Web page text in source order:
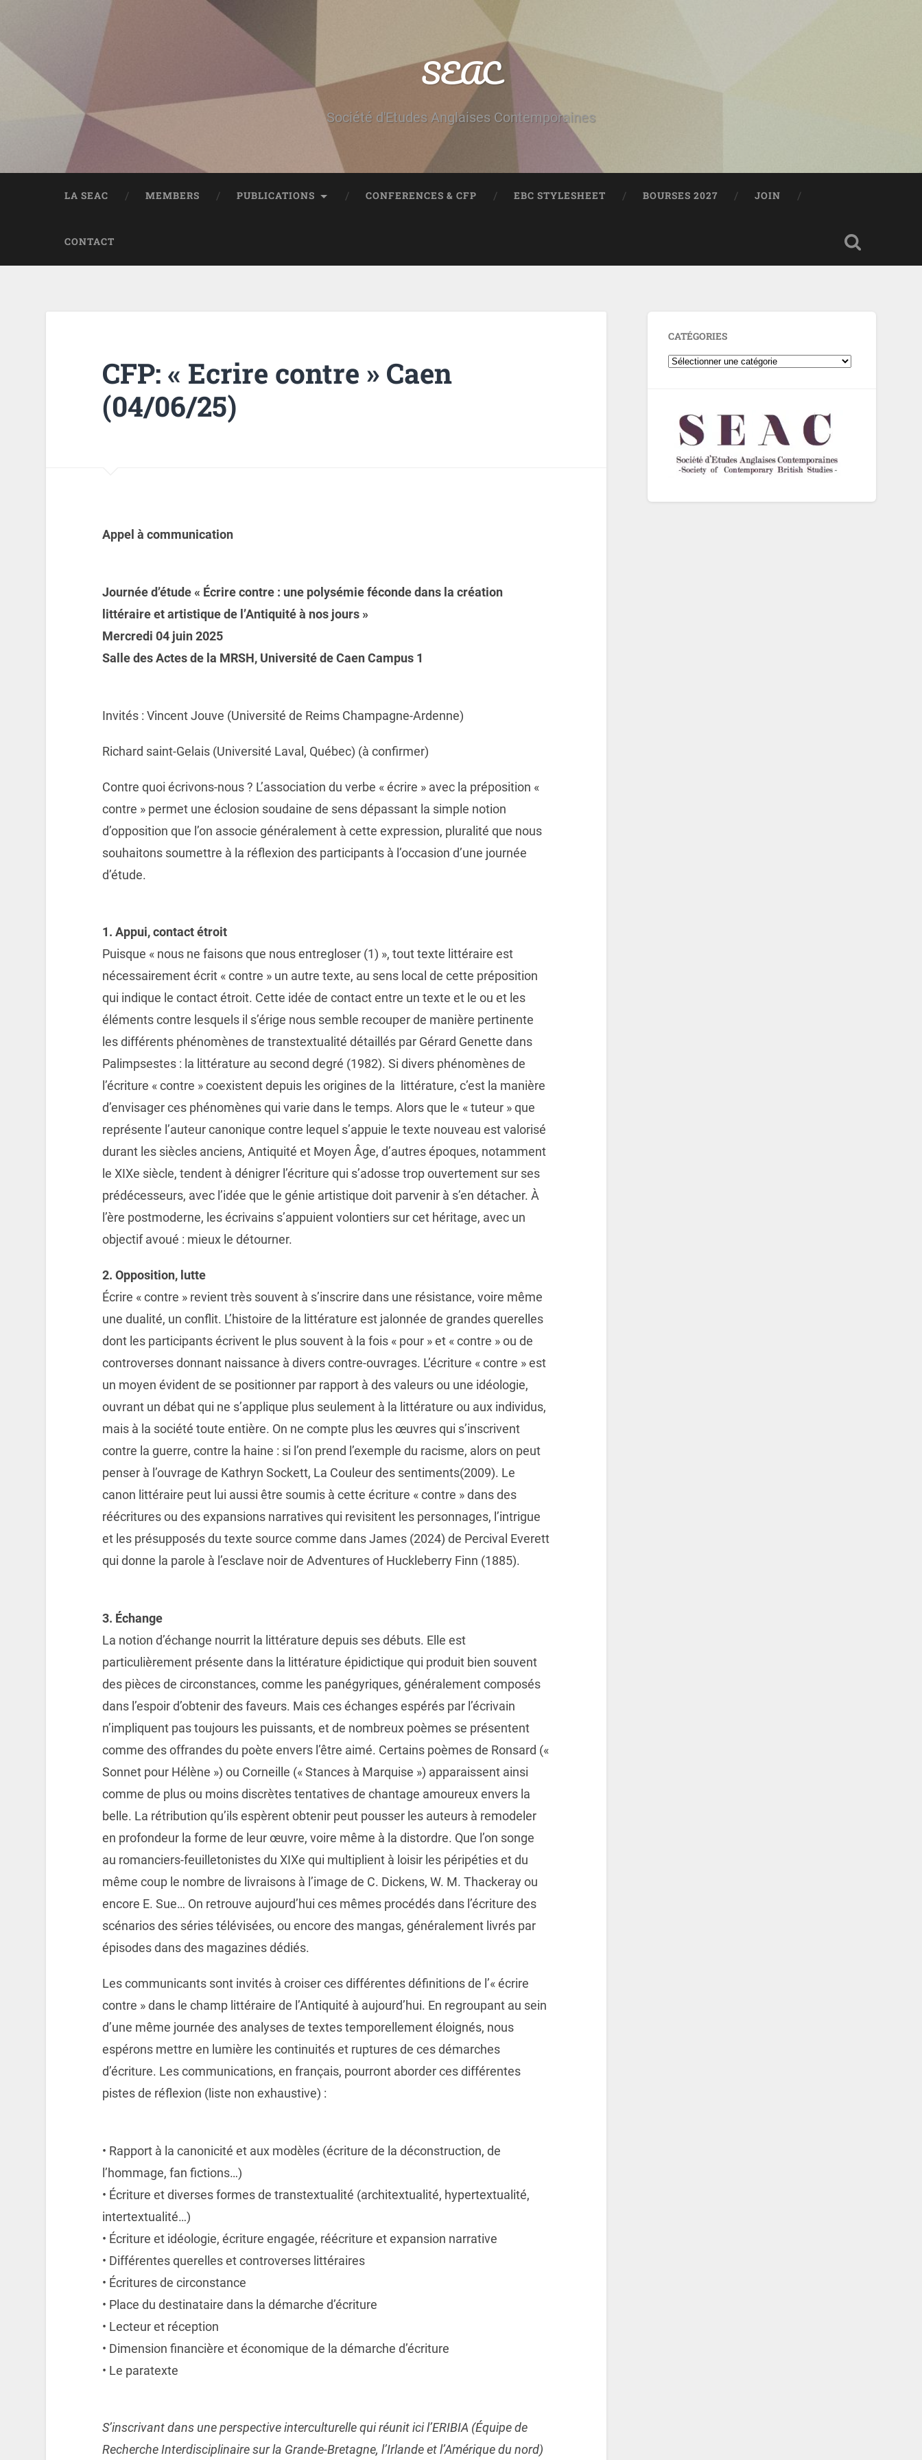
SEAC
Société d'Etudes Anglaises Contemporaines
LA SEAC MEMBERS PUBLICATIONS CONFERENCES & CFP EBC STYLESHEET BOURSES 2027 JOIN
CONTACT
CFP: « Ecrire contre » Caen
(04/06/25)
Appel à communication
Journée d’étude « Écrire contre : une polysémie féconde dans la création
littéraire et artistique de l’Antiquité à nos jours »
Mercredi 04 juin 2025
Salle des Actes de la MRSH, Université de Caen Campus 1
Invités : Vincent Jouve (Université de Reims Champagne-Ardenne)
Richard saint-Gelais (Université Laval, Québec) (à confirmer)
Contre quoi écrivons-nous ? L’association du verbe « écrire » avec la préposition «
contre » permet une éclosion soudaine de sens dépassant la simple notion
d’opposition que l’on associe généralement à cette expression, pluralité que nous
souhaitons soumettre à la réflexion des participants à l’occasion d’une journée
d’étude.
1. Appui, contact étroit
Puisque « nous ne faisons que nous entregloser (1) », tout texte littéraire est
nécessairement écrit « contre » un autre texte, au sens local de cette préposition
qui indique le contact étroit. Cette idée de contact entre un texte et le ou et les
éléments contre lesquels il s’érige nous semble recouper de manière pertinente
les différents phénomènes de transtextualité détaillés par Gérard Genette dans
Palimpsestes : la littérature au second degré (1982). Si divers phénomènes de
l’écriture « contre » coexistent depuis les origines de la littérature, c’est la manière
d’envisager ces phénomènes qui varie dans le temps. Alors que le « tuteur » que
représente l’auteur canonique contre lequel s’appuie le texte nouveau est valorisé
durant les siècles anciens, Antiquité et Moyen Âge, d’autres époques, notamment
le XIXe siècle, tendent à dénigrer l’écriture qui s’adosse trop ouvertement sur ses
prédécesseurs, avec l’idée que le génie artistique doit parvenir à s’en détacher. À
l’ère postmoderne, les écrivains s’appuient volontiers sur cet héritage, avec un
objectif avoué : mieux le détourner.
2. Opposition, lutte
Écrire « contre » revient très souvent à s’inscrire dans une résistance, voire même
une dualité, un conflit. L’histoire de la littérature est jalonnée de grandes querelles
dont les participants écrivent le plus souvent à la fois « pour » et « contre » ou de
controverses donnant naissance à divers contre-ouvrages. L’écriture « contre » est
un moyen évident de se positionner par rapport à des valeurs ou une idéologie,
ouvrant un débat qui ne s’applique plus seulement à la littérature ou aux individus,
mais à la société toute entière. On ne compte plus les œuvres qui s’inscrivent
contre la guerre, contre la haine : si l’on prend l’exemple du racisme, alors on peut
penser à l’ouvrage de Kathryn Sockett, La Couleur des sentiments(2009). Le
canon littéraire peut lui aussi être soumis à cette écriture « contre » dans des
réécritures ou des expansions narratives qui revisitent les personnages, l’intrigue
et les présupposés du texte source comme dans James (2024) de Percival Everett
qui donne la parole à l’esclave noir de Adventures of Huckleberry Finn (1885).
3. Échange
La notion d’échange nourrit la littérature depuis ses débuts. Elle est
particulièrement présente dans la littérature épidictique qui produit bien souvent
des pièces de circonstances, comme les panégyriques, généralement composés
dans l’espoir d’obtenir des faveurs. Mais ces échanges espérés par l’écrivain
n’impliquent pas toujours les puissants, et de nombreux poèmes se présentent
comme des offrandes du poète envers l’être aimé. Certains poèmes de Ronsard («
Sonnet pour Hélène ») ou Corneille (« Stances à Marquise ») apparaissent ainsi
comme de plus ou moins discrètes tentatives de chantage amoureux envers la
belle. La rétribution qu’ils espèrent obtenir peut pousser les auteurs à remodeler
en profondeur la forme de leur œuvre, voire même à la distordre. Que l’on songe
au romanciers-feuilletonistes du XIXe qui multiplient à loisir les péripéties et du
même coup le nombre de livraisons à l’image de C. Dickens, W. M. Thackeray ou
encore E. Sue… On retrouve aujourd’hui ces mêmes procédés dans l’écriture des
scénarios des séries télévisées, ou encore des mangas, généralement livrés par
épisodes dans des magazines dédiés.
Les communicants sont invités à croiser ces différentes définitions de l’« écrire
contre » dans le champ littéraire de l’Antiquité à aujourd’hui. En regroupant au sein
d’une même journée des analyses de textes temporellement éloignés, nous
espérons mettre en lumière les continuités et ruptures de ces démarches
d’écriture. Les communications, en français, pourront aborder ces différentes
pistes de réflexion (liste non exhaustive) :
• Rapport à la canonicité et aux modèles (écriture de la déconstruction, de
l’hommage, fan fictions…)
• Écriture et diverses formes de transtextualité (architextualité, hypertextualité,
intertextualité…)
• Écriture et idéologie, écriture engagée, réécriture et expansion narrative
• Différentes querelles et controverses littéraires
• Écritures de circonstance
• Place du destinataire dans la démarche d’écriture
• Lecteur et réception
• Dimension financière et économique de la démarche d’écriture
• Le paratexte
S’inscrivant dans une perspective interculturelle qui réunit ici l’ERIBIA (Équipe de
RechercheInterdisciplinaire sur la Grande-Bretagne, l’Irlande et l’Amérique du nord)
CATÉGORIES